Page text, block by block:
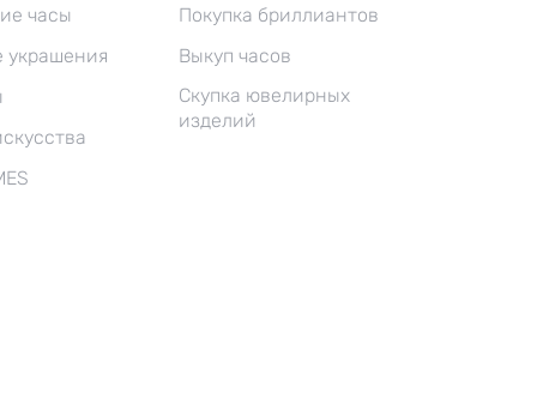
часы
Покупка бриллиантов
Выкуп часов
Скупка ювелирных
изделий